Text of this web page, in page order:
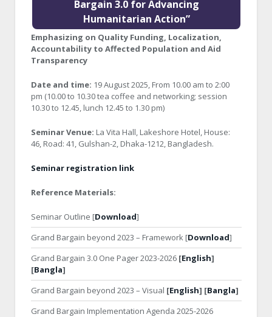
Bargain 3.0 for Advancing
Humanitarian Action”
Emphasizing on Quality Funding, Localization,
Accountability to Affected Population and Aid
Transparency
Date and time: 19 August 2025, From 10.00 am to 2:00
pm (10.00 to 10.30 tea coffee and networking; session
10.30 to 12.45, lunch 12.45 to 1.30 pm)
Seminar Venue: La Vita Hall, Lakeshore Hotel, House:
46, Road: 41, Gulshan-2, Dhaka-1212, Bangladesh.
Seminar registration link
Reference Materials:
Seminar Outline [Download]
Grand Bargain beyond 2023 – Framework [Download]
Grand Bargain 3.0 One Pager 2023-2026 [English]
[Bangla]
Grand Bargain beyond 2023 – Visual [English] [Bangla]
Grand Bargain Implementation Agenda 2025-2026